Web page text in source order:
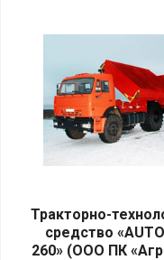
Тракторно-
средство
260» (ООО ПК